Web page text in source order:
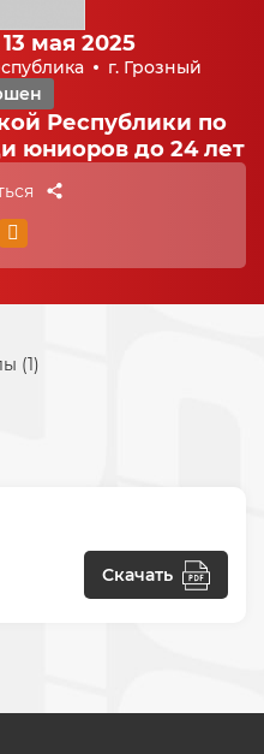
мая 2025
г. Грозный
Республики по
юниоров до 24 лет
(1)
Скачать